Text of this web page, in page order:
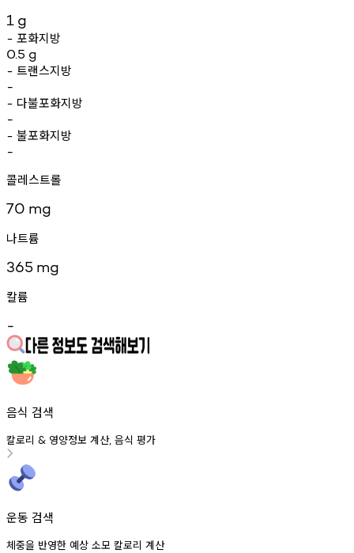
1 g
- 포화지방
0.5 g
- 트랜스지방
-
- 다불포화지방
-
- 불포화지방
-
콜레스트롤
70 mg
나트륨
365 mg
칼륨
-
음식 검색
칼로리 & 영양정보 계산, 음식 평가
운동 검색
체중을 반영한 예상 소모 칼로리 계산